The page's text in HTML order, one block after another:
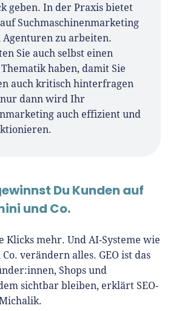
geben. In der Praxis bietet
Suchmaschinenmarketing
zu arbeiten.
Sie auch selbst einen
haben, damit Sie
auch kritisch hinterfragen
dann wird Ihr
auch effizient und
Du Kunden auf
und Co.
Klicks mehr. Und AI-Systeme wie
Co. verändern alles. GEO ist das
Shops und
sichtbar bleiben, erklärt SEO-